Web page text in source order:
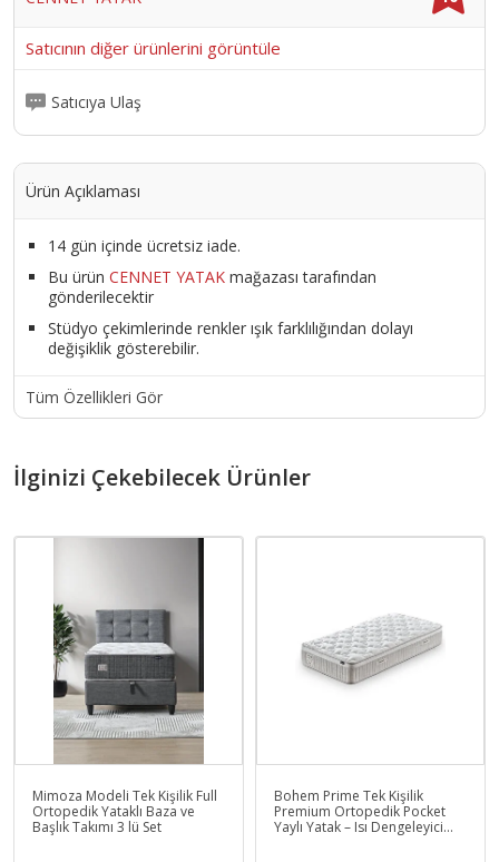
Satıcının diğer ürünlerini görüntüle
Satıcıya Ulaş
Ürün Açıklaması
14 gün içinde ücretsiz iade.
Bu ürün CENNET YATAK mağazası tarafından
gönderilecektir
Stüdyo çekimlerinde renkler ışık farklılığından dolayı
değişiklik gösterebilir.
Tüm Özellikleri Gör
İlginizi Çekebilecek Ürünler
Mimoza Modeli Tek Kişilik Full
Ortopedik Yataklı Baza ve
Başlık Takımı 3 lü Set
Bohem Prime Tek Kişilik
Premium Ortopedik Pocket
Yaylı Yatak – Isı Dengeleyici